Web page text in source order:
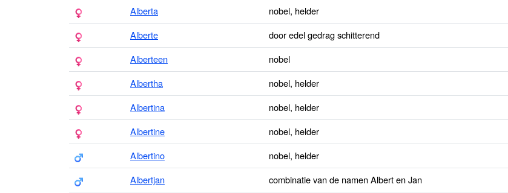
Alberta
nobel, helder
Alberte
door edel gedrag schitterend
Alberteen
nobel
Albertha
nobel, helder
Albertina
nobel, helder
Albertine
nobel, helder
Albertino
nobel, helder
Albertjan
combinatie van de namen Albert en Jan